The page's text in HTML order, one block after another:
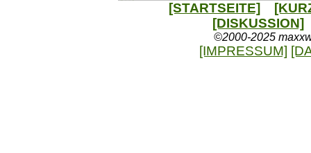
[STARTSEITE]
[DISKUSSION]
©2000-2025
[IMPRESSUM]